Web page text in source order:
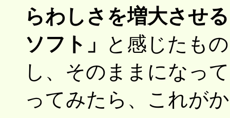
らわしさを増大させ
ソフト」
と感じたも
し、そのままになっ
ってみたら、これが